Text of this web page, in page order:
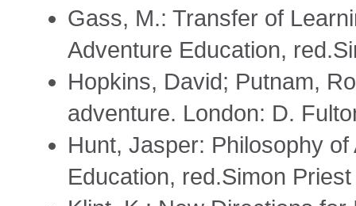
Gass, M.: Transfer of
Adventure Education,
Hopkins, David; Putnam,
adventure. London: D.
Hunt, Jasper: Philosophy
Education, red.Simon